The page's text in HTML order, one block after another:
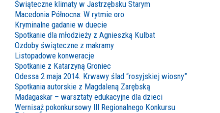
Świąteczne klimaty w Jastrzębsku Starym
Macedonia Północna: W rytmie oro
Kryminalne gadanie w duecie
Spotkanie dla młodzieży z Agnieszką Kulbat
Ozdoby świąteczne z makramy
Listopadowe konweracje
Spotkanie z Katarzyną Groniec
Odessa 2 maja 2014. Krwawy ślad “rosyjskiej wiosny”
Spotkania autorskie z Magdaleną Zarębską
Madagaskar – warsztaty edukacyjne dla dzieci
Wernisaż pokonkursowy III Regionalnego Konkursu